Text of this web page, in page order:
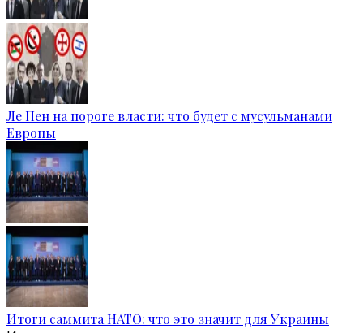
Ле Пен на пороге власти: что будет с мусульманами
Европы
Итоги саммита НАТО: что это значит для Украины